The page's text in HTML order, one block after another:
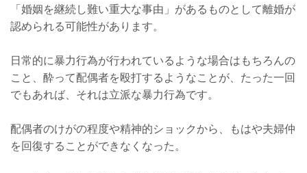
「婚姻を継続し難い重大な事由」があるものとして離婚が
認められる可能性があります。
日常的に暴力行為が行われているような場合はもちろんの
こと、酔って配偶者を殴打するようなことが、たった一回
でもあれば、それは立派な暴力行為です。
配偶者のけがの程度や精神的ショックから、もはや夫婦仲
を回復することができなくなった。